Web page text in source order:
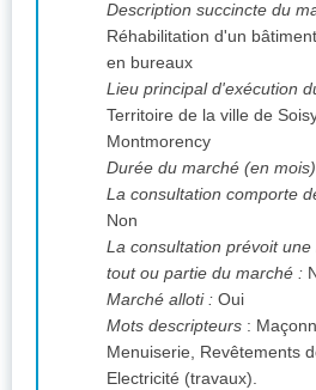
Description succincte du
Réhabilitation d'un
en bureaux
Lieu principal d'exécution
Territoire de la ville de
Montmorency
Durée du marché (en
La consultation comporte
Non
La consultation prévoit
tout ou partie du marché :
Marché alloti : Oui
Mots descripteurs :
Menuiserie, Revêtements
Electricité (travaux).